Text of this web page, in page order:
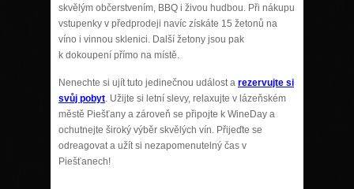
skvělým občerstvením, BBQ i živou hudbou. Při nákupu
vstupenky v předprodeji navíc získáte 15 žetonů na
víno i vinnou sklenici. Další žetony jsou pak
k dokoupení přímo na místě.
Nenechte si ujít tuto jedinečnou událost a rezervujte si
svůj pobyt. Užijte si letní slevy, relaxujte v lázeňském
městě Piešťany a zároveň se připojte k WineDay a
ochutnejte široký výběr skvělých vín. Přijeďte se
odreagovat a užít si nezapomenutelný čas v
Piešťanech!